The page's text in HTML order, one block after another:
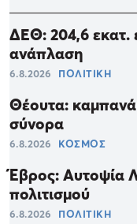
ΔΕΘ: 204,6 εκατ.
ανάπλαση
6.8.2026 ΠΟΛΙΤΙΚΗ
Θέουτα:
σύνορα
6.8.2026 ΚΟΣΜΟΣ
Έβρος: Αυτοψία
πολιτισμού
6.8.2026 ΠΟΛΙΤΙΚΗ